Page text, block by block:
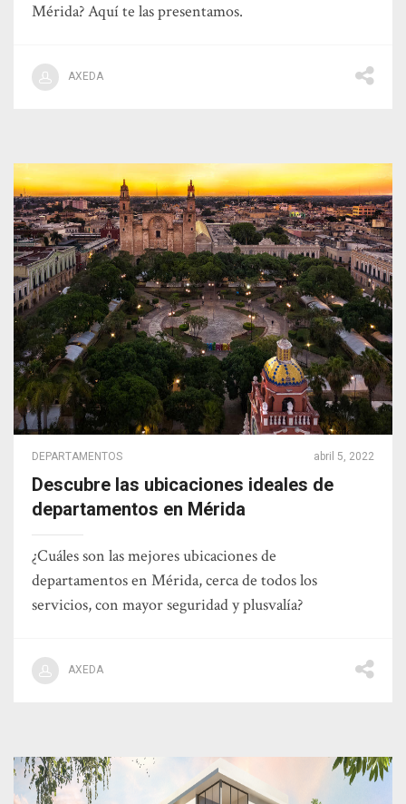
Mérida? Aquí te las presentamos.
AXEDA
DEPARTAMENTOS abril 5, 2022
Descubre las ubicaciones ideales de
departamentos en Mérida
¿Cuáles son las mejores ubicaciones de
departamentos en Mérida, cerca de todos los
servicios, con mayor seguridad y plusvalía?
AXEDA